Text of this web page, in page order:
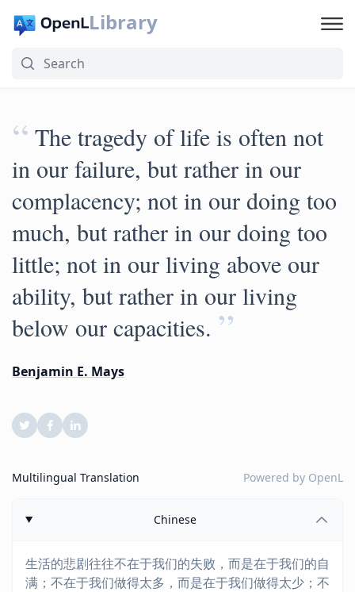
Library
“ The tragedy of life is often not
in our failure, but rather in our
complacency; not in our doing too
much, but rather in our doing too
little; not in our living above our
ability, but rather in our living
below our capacities. ”
Benjamin E. Mays
Multilingual Translation Powered by OpenL
Chinese
生活的悲剧往往不在于我们的失败，而是在于我们的自
满；不在于我们做得太多，而是在于我们做得太少；不